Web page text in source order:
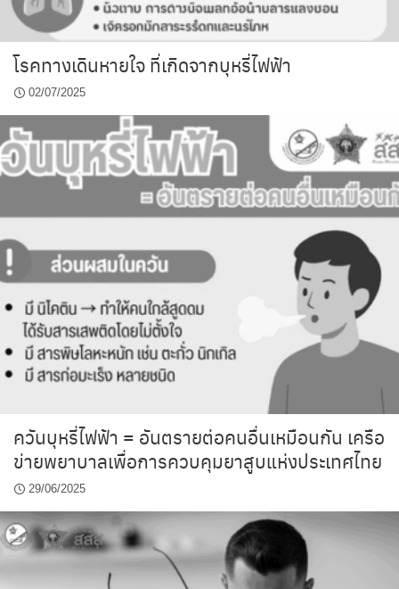
โรคทางเดินหายใจ ที่เกิดจากบุหรี่ไฟฟ้า
02/07/2025
ควันบุหรี่ไฟฟ้า = อันตรายต่อคนอื่นเหมือนกัน เครือ
ข่ายพยาบาลเพื่อการควบคุมยาสูบแห่งประเทศไทย
29/06/2025